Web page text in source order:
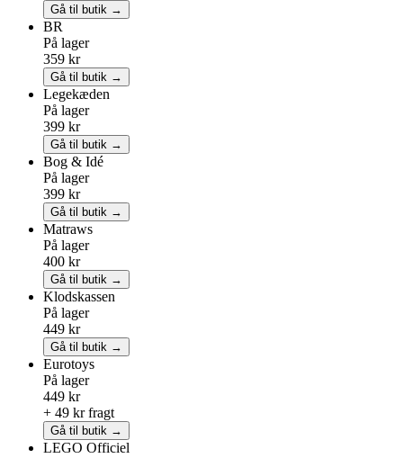
Gå til butik →
BR
På lager
359 kr
Gå til butik →
Legekæden
På lager
399 kr
Gå til butik →
Bog & Idé
På lager
399 kr
Gå til butik →
Matraws
På lager
400 kr
Gå til butik →
Klodskassen
På lager
449 kr
Gå til butik →
Eurotoys
På lager
449 kr
+ 49 kr fragt
Gå til butik →
LEGO Officiel